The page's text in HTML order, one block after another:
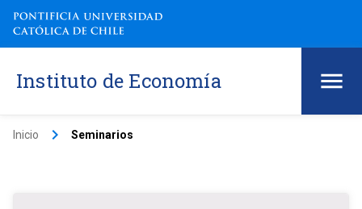
Instituto de Economía
Inicio keyboard_arrow_right Seminarios